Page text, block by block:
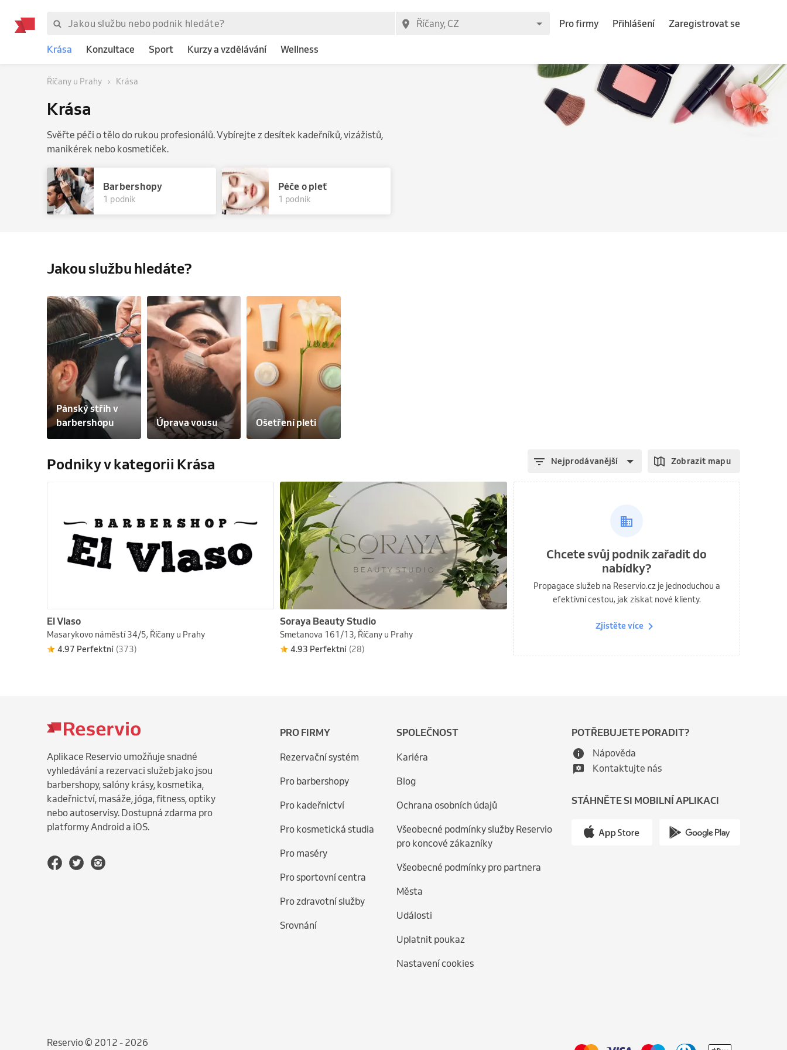
Pro firmy Přihlášení Zaregistrovat se
Krása Konzultace Sport Kurzy a vzdělávání Wellness
Říčany u Prahy Krása
Krása
Svěřte péči o tělo do rukou profesionálů. Vybírejte z desítek kadeřníků, vizážistů,
manikérek nebo kosmetiček.
Barbershopy
1 podnik
Péče o pleť
1 podnik
Jakou službu hledáte?
Pánský střih v
barbershopu
Úprava vousu Ošetření pleti
Podniky v kategorii Krása Nejprodávanější Zobrazit mapu
El Vlaso
Masarykovo náměstí 34/5, Říčany u Prahy
4.97 Perfektní (373)
Soraya Beauty Studio
Smetanova 161/13, Říčany u Prahy
4.93 Perfektní (28)
Chcete svůj podnik zařadit do
nabídky?
Propagace služeb na Reservio.cz je jednoduchou a
efektivní cestou, jak získat nové klienty.
Zjistěte více
Aplikace Reservio umožňuje snadné
vyhledávání a rezervaci služeb jako jsou
barbershopy, salóny krásy, kosmetika,
kadeřnictví, masáže, jóga, fitness, optiky
nebo autoservisy. Dostupná zdarma pro
platformy Android a iOS.
PRO FIRMY
Rezervační systém
Pro barbershopy
Pro kadeřnictví
Pro kosmetická studia
Pro maséry
Pro sportovní centra
Pro zdravotní služby
Srovnání
SPOLEČNOST
Kariéra
Blog
Ochrana osobních údajů
Všeobecné podmínky služby Reservio
pro koncové zákazníky
Všeobecné podmínky pro partnera
Města
Události
Uplatnit poukaz
Nastavení cookies
POTŘEBUJETE PORADIT?
Nápověda
Kontaktujte nás
STÁHNĚTE SI MOBILNÍ APLIKACI
Reservio © 2012 - 2026